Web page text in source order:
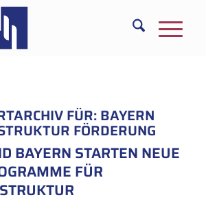
FÜR:BAYERN
FÖRDERUNG
BAYERN STARTEN NEUE
FÜR